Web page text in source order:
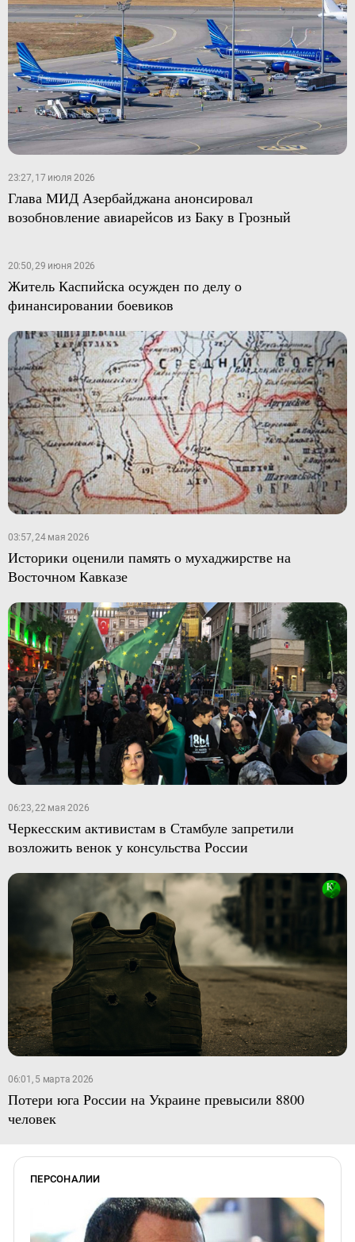
23:27, 17 июля 2026
Глава МИД Азербайджана анонсировал
возобновление авиарейсов из Баку в Грозный
20:50, 29 июня 2026
Житель Каспийска осужден по делу о
финансировании боевиков
03:57, 24 мая 2026
Историки оценили память о мухаджирстве на
Восточном Кавказе
06:23, 22 мая 2026
Черкесским активистам в Стамбуле запретили
возложить венок у консульства России
06:01, 5 марта 2026
Потери юга России на Украине превысили 8800
человек
ПЕРСОНАЛИИ